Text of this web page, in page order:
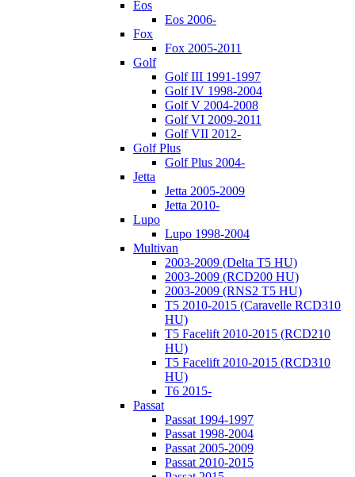
Eos
Eos 2006-
Fox
Fox 2005-2011
Golf
Golf III 1991-1997
Golf IV 1998-2004
Golf V 2004-2008
Golf VI 2009-2011
Golf VII 2012-
Golf Plus
Golf Plus 2004-
Jetta
Jetta 2005-2009
Jetta 2010-
Lupo
Lupo 1998-2004
Multivan
2003-2009 (Delta T5 HU)
2003-2009 (RCD200 HU)
2003-2009 (RNS2 T5 HU)
T5 2010-2015 (Caravelle RCD310
HU)
T5 Facelift 2010-2015 (RCD210
HU)
T5 Facelift 2010-2015 (RCD310
HU)
T6 2015-
Passat
Passat 1994-1997
Passat 1998-2004
Passat 2005-2009
Passat 2010-2015